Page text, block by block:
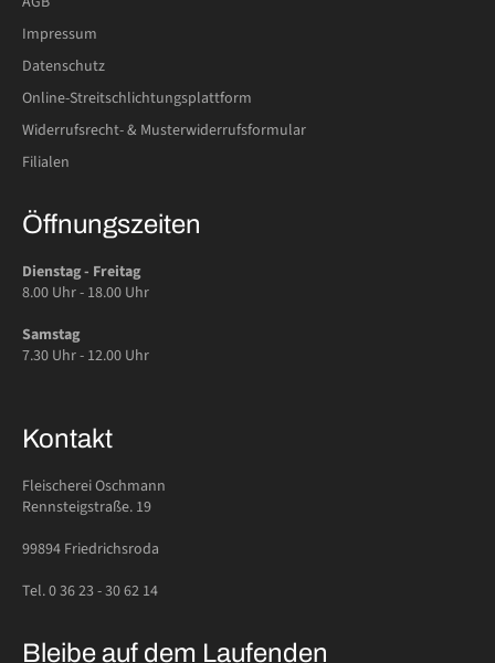
Impressum
Datenschutz
Online-Streitschlichtungsplattform
Widerrufsrecht- & Musterwiderrufsformular
Filialen
Öffnungszeiten
Dienstag - Freitag
8.00 Uhr - 18.00 Uhr
Samstag
7.30 Uhr - 12.00 Uhr
Kontakt
Fleischerei Oschmann
Rennsteigstraße. 19
99894 Friedrichsroda
Tel. 0 36 23 - 30 62 14
Bleibe auf dem Laufenden